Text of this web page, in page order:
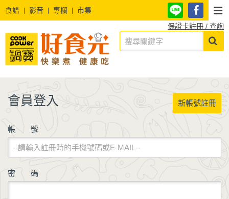
食譜 影音 專欄
市集
保證卡註冊 / 查詢
會員登入 新帳號註冊
帳 號
密 碼